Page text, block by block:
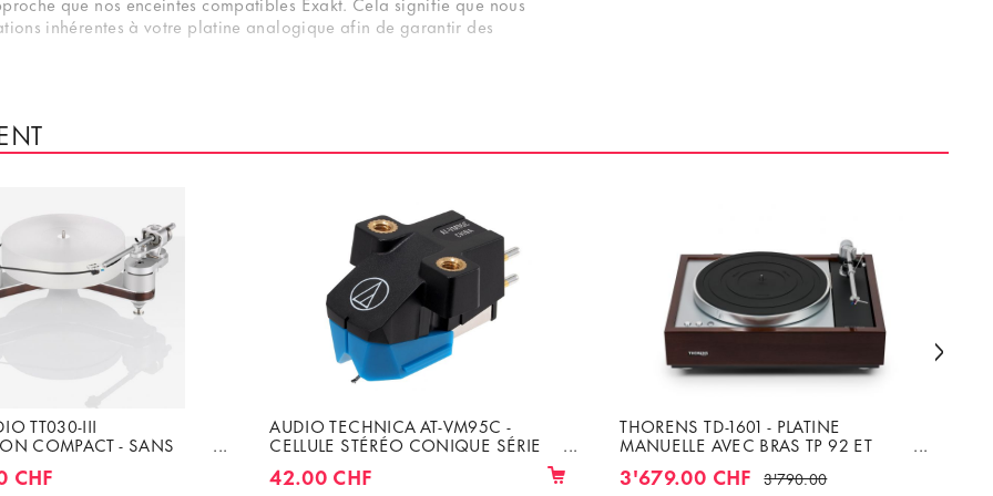
inhérentes à votre platine analogique afin de garantir des
pourront être modifiés facilement lors d'un prochain
: FR.6'500.-TTC
: FR.9'100.-TTC
TT030-III
COMPACT - SANS
CHF
AUDIO TECHNICA AT-VM95C -
CELLULE STÉRÉO CONIQUE SÉRIE
VM95
42.00 CHF
THORENS TD-1601 - PLATINE
MANUELLE AVEC BRAS TP 92 ET
3'679.00 CHF 3'790.00